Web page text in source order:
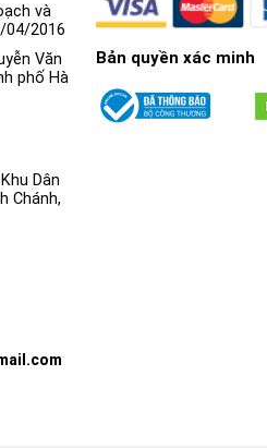
và
04/2016
Văn
phố Hà
Dân
Chánh,
Bản quyền xác minh